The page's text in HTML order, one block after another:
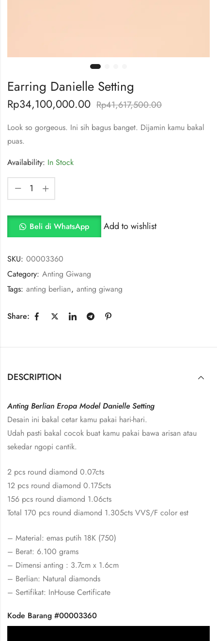
Earring Danielle Setting
Rp34,100,000.00 Rp41,617,500.00
Look so gorgeous. Ini sih bagus banget. Dijamin kamu bakal
puas.
Availability: In Stock
Beli di WhatsApp Add to wishlist
SKU: 00003360
Category: Anting Giwang
Tags: anting berlian, anting giwang
Share:
DESCRIPTION
Anting Berlian Eropa Model Danielle Setting
Desain ini bakal cetar kamu pakai hari-hari.
Udah pasti bakal cocok buat kamu pakai bawa arisan atau
sekedar ngopi cantik.
2 pcs round diamond 0.07cts
12 pcs round diamond 0.175cts
156 pcs round diamond 1.06cts
Total 170 pcs round diamond 1.305cts VVS/F color est
– Material: emas putih 18K (750)
– Berat: 6.100 grams
– Dimensi anting : 3.7cm x 1.6cm
– Berlian: Natural diamonds
– Sertifikat: InHouse Certificate
Kode Barang #00003360